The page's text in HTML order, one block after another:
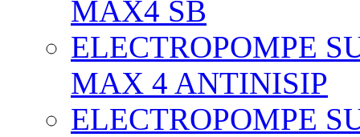
MAX4 SB
ELECTROPOMPE
MAX 4 ANTINISIP
ELECTROPOMPE